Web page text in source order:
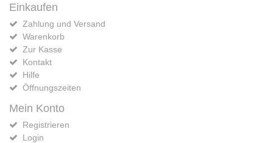
Einkaufen
Zahlung und Versand
Warenkorb
Zur Kasse
Kontakt
Hilfe
Öffnungszeiten
Mein Konto
Registrieren
Login